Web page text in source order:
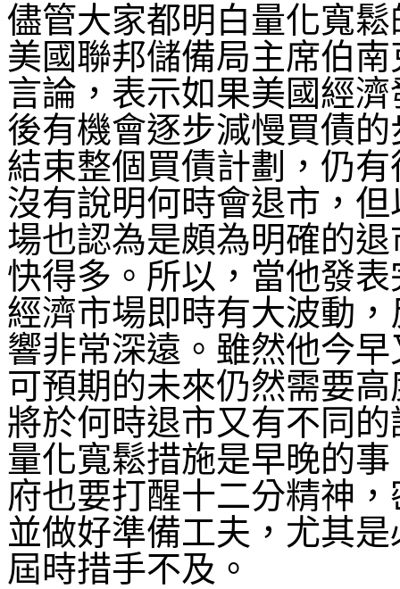
儘管大家都明白量化寬
美國聯邦儲備局主席伯
言論，表示如果美國經
後有機會逐步減慢買債
結束整個買債計劃，仍
沒有說明何時會退市，
場也認為是頗為明確的
快得多。所以，當他發
經濟市場即時有大波動
響非常深遠。雖然他今
可預期的未來仍然需要
將於何時退市又有不同
量化寬鬆措施是早晚的
府也要打醒十二分精神
並做好準備工夫，尤其
屆時措手不及。